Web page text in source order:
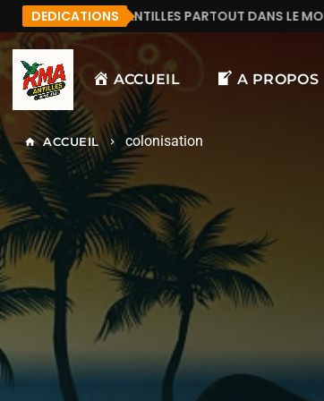
DEDICATIONS
PARTOUT DANS LE MONDE. MANU972
ACCUEIL A PROPOS
home ACCUEIL keyboard_arrow_right colonisation